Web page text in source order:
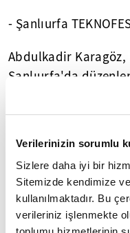
Verilerinizin sorumlu
Sizlere daha iyi bir
Sitemizde kendimize
kullanılmaktadır. Bu
verileriniz işlenmekte
- Şanlıurfa
Abdulkadir Karagöz,
Şanlıurfa'da
gençlerin tarım
fikirlerine daha
Tarım
oluştuğunu belirten
TEKNOFEST'te
noktasında